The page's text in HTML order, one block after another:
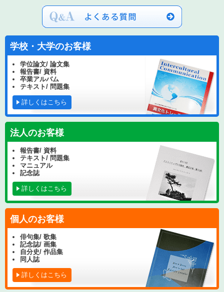
学校・大学のお客様
学位論文/ 論文集
報告書/ 資料
卒業アルバム
テキスト/ 問題集
詳しくはこちら
法人のお客様
報告書/ 資料
テキスト/ 問題集
マニュアル
記念誌
詳しくはこちら
個人のお客様
俳句集/ 歌集
記念誌/ 画集
自分史/ 作品集
同人誌
詳しくはこちら